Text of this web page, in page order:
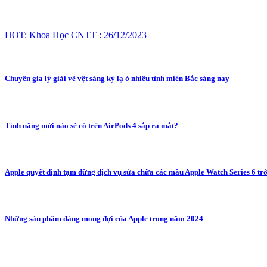
HOT: Khoa Học CNTT : 26/12/2023
Chuyên gia lý giải về vệt sáng kỳ lạ ở nhiều tỉnh miền Bắc sáng nay
Tính năng mới nào sẽ có trên AirPods 4 sắp ra mắt?
Apple quyết định tạm dừng dịch vụ sửa chữa các mẫu Apple Watch Series 6
Những sản phẩm đáng mong đợi của Apple trong năm 2024